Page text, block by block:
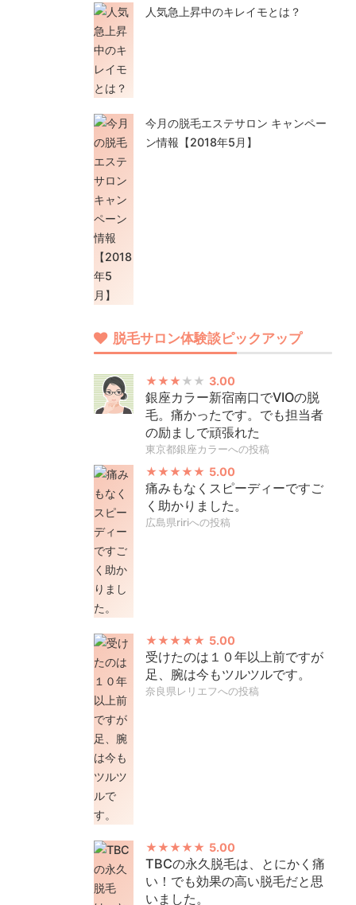
人気急上昇中のキレイモとは？
今月の脱毛エステサロン キャンペー
ン情報【2018年5月】
脱毛サロン体験談ピックアップ
3.00
銀座カラー新宿南口でVIOの脱
毛。痛かったです。でも担当者
の励ましで頑張れた
東京都銀座カラーへの投稿
5.00
痛みもなくスピーディーですご
く助かりました。
広島県ririへの投稿
5.00
受けたのは１０年以上前ですが
足、腕は今もツルツルです。
奈良県レリエフへの投稿
5.00
TBCの永久脱毛は、とにかく痛
い！でも効果の高い脱毛だと思
いました。